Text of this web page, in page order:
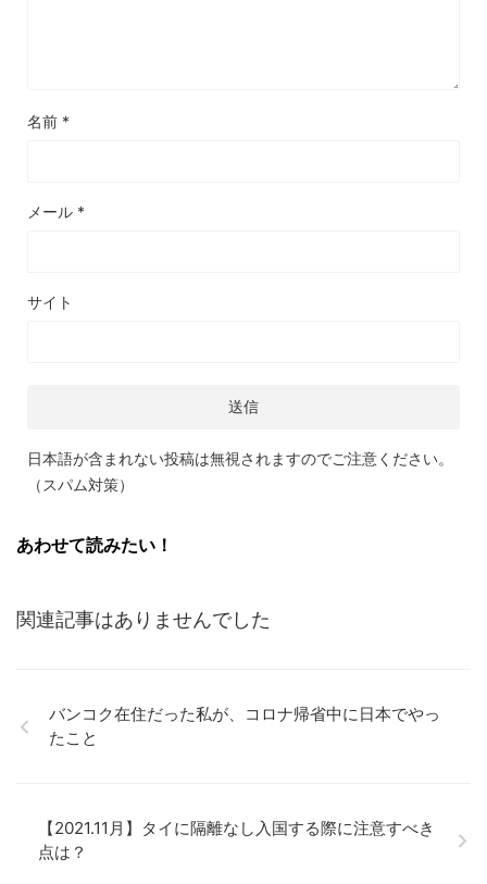
名前 *
メール *
サイト
日本語が含まれない投稿は無視されますのでご注意ください。
（スパム対策）
あわせて読みたい！
関連記事はありませんでした
バンコク在住だった私が、コロナ帰省中に日本でやっ
たこと
【2021.11月】タイに隔離なし入国する際に注意すべき
点は？